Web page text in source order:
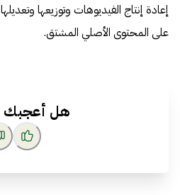
إعادة إنتاج الفيديوهات وتوزيعها
على المحتوى الأصلي المشتق.
هل أعجبك